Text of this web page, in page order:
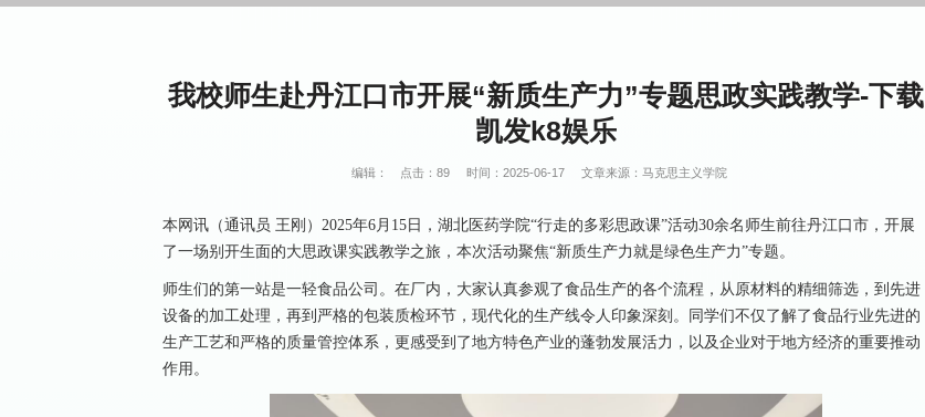
我校师生赴丹江口市开展“新质生产力”专题思政实践教学-下载
凯发k8娱乐
编辑： 点击： 89 时间：2025-06-17 文章来源：马克思主义学院
本网讯（通讯员 王刚）2025年6月15日，湖北医药学院“行走的多彩思政课”活动30余名师生前往丹江口市，开展
了一场别开生面的大思政课实践教学之旅，本次活动聚焦“新质生产力就是绿色生产力”专题。
师生们的第一站是一轻食品公司。在厂内，大家认真参观了食品生产的各个流程，从原材料的精细筛选，到先进
设备的加工处理，再到严格的包装质检环节，现代化的生产线令人印象深刻。同学们不仅了解了食品行业先进的
生产工艺和严格的质量管控体系，更感受到了地方特色产业的蓬勃发展活力，以及企业对于地方经济的重要推动
作用。